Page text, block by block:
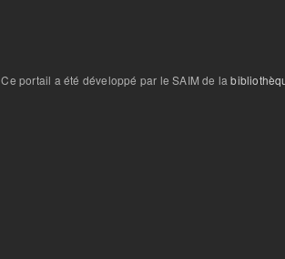
Ce portail a été développé par le SAIM de la